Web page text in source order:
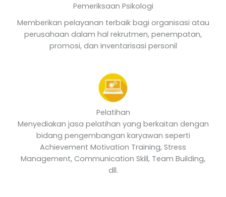
Pemeriksaan Psikologi
Memberikan pelayanan terbaik bagi organisasi atau
perusahaan dalam hal rekrutmen, penempatan,
promosi, dan inventarisasi personil
Pelatihan
Menyediakan jasa pelatihan yang berkaitan dengan
bidang pengembangan karyawan seperti
Achievement Motivation Training, Stress
Management, Communication Skill, Team Building,
dll.